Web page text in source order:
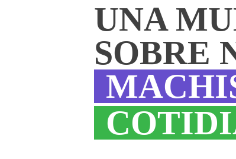
UNA
SOBRE